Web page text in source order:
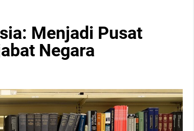
Menjadi Pusat
Negara